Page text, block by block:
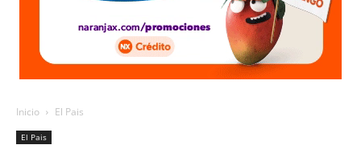
Inicio El Pais
El Pais